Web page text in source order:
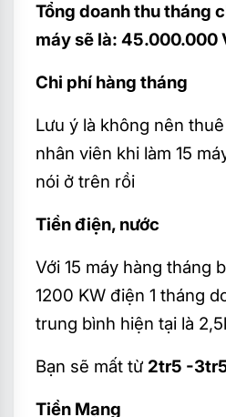
Tổng doanh thu tháng
máy sẽ là: 45.000.000
Chi phí hàng tháng
Lưu ý là không nên
nhân viên khi làm 15
nói ở trên rồi
Tiền điện, nước
Với 15 máy hàng tháng
1200 KW điện 1 tháng
trung bình hiện tại là
Bạn sẽ mất từ 2tr5 -
Tiền Mạng